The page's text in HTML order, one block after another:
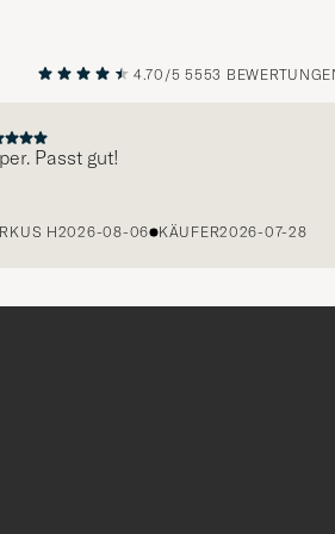
4.70/5 5553
Passt gut!
H2026-08-06 KÄUFER 2026-07-28